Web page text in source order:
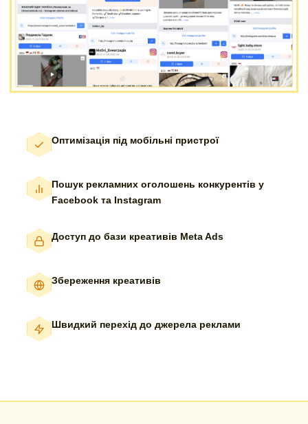
Оптимізація під мобільні пристрої
Пошук рекламних оголошень конкурентів у
Facebook та Instagram
Доступ до бази креативів Meta Ads
Збереження креативів
Швидкий перехід до джерела реклами